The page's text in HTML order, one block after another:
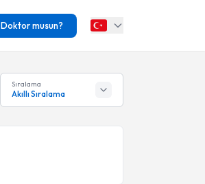
Doktor musun?
Sıralama
Akıllı Sıralama